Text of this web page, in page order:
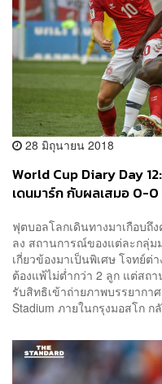
28 มิถุนายน 2018
World Cup Diary Day
เดนมาร์ก กับผลเสมอ 0-0
ฟุตบอลโลกเดินทางมาเกือบถึ
ลง สถานการณ์ของแต่ละกลุ่ม
เกี่ยวข้องมาเป็นพิเศษ โจทย์
ต้องแพ้ไม่ต่ำกว่า 2 ลูก แต่สถ
รับสิทธิเข้าถ่ายภาพบรรยาก
Stadium ภายในกรุงมอสโก ก